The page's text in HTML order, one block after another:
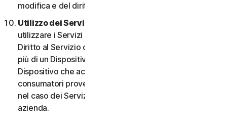
modifica e del diritto di rescissione.
Utilizzo dei Servizi in una rete.
utilizzare i Servizi su una rete a condizione che il
Diritto al Servizio consenta di accedere o utilizzarli su
più di un Dispositivo e a condizione che ogni
Dispositivo che accede a o utilizza i Servizi per i
consumatori provenga da un unico nucleo familiare o,
nel caso dei Servizi aziendali, da un’unica Piccola
azienda.